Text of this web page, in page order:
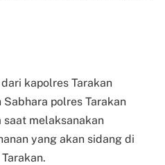
kapolres Tarakan
polres Tarakan
melaksanakan
yang akan sidang di